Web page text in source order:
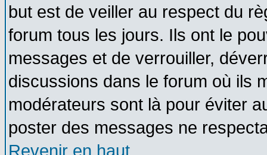
but est de veiller au respect du
forum tous les jours. Ils ont le
messages et de verrouiller,
discussions dans le forum où ils
modérateurs sont là pour éviter
poster des messages ne
Revenir en haut